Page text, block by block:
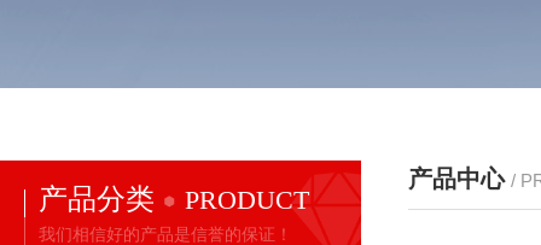
产品分类 PRODUCT
我们相信好的产品是信誉的保证！
产品中心 /